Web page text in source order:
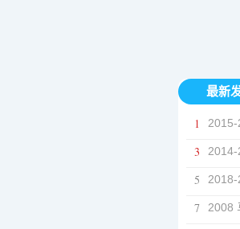
最新
1 2015-
3 2014-
5 2018-
7 2008